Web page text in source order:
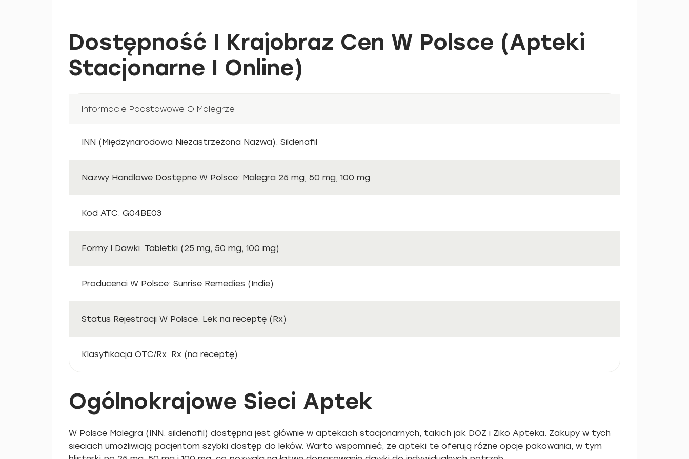
Dostępność I Krajobraz Cen W Polsce (Apteki
Stacjonarne I Online)
Informacje Podstawowe O Malegrze
INN (Międzynarodowa Niezastrzeżona Nazwa): Sildenafil
Nazwy Handlowe Dostępne W Polsce: Malegra 25 mg, 50 mg, 100 mg
Kod ATC: G04BE03
Formy I Dawki: Tabletki (25 mg, 50 mg, 100 mg)
Producenci W Polsce: Sunrise Remedies (Indie)
Status Rejestracji W Polsce: Lek na receptę (Rx)
Klasyfikacja OTC/Rx: Rx (na receptę)
Ogólnokrajowe Sieci Aptek
W Polsce Malegra (INN: sildenafil) dostępna jest głównie w aptekach stacjonarnych, takich jak DOZ i Ziko Apteka. Zakupy w tych
sieciach umożliwiają pacjentom szybki dostęp do leków. Warto wspomnieć, że apteki te oferują różne opcje pakowania, w tym